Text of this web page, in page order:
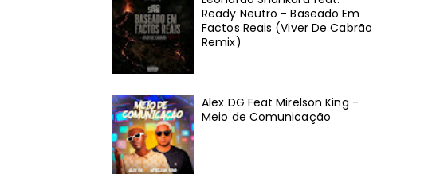
Ready Neutro - Baseado Em
Factos Reais (Viver De Cabrão
Remix)
Alex DG Feat Mirelson King -
Meio de Comunicação